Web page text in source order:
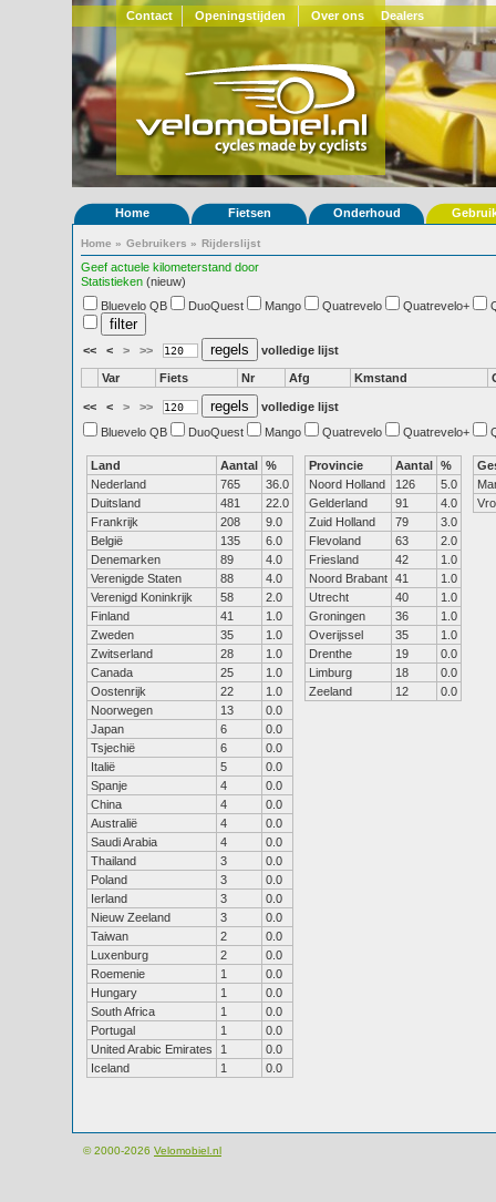
Contact Openingstijden Over ons Dealers
Home Fietsen Onderhoud
Home » Gebruikers » Rijderslijst
Geef actuele kilometerstand door
Statistieken (nieuw)
Bluevelo QB
DuoQuest Mango Quatrevelo Quatrevelo+
<< < > >> volledige lijst
Var Fiets Nr Afg Kmstand
<< < > >>
volledige lijst
Bluevelo QB
DuoQuest Mango Quatrevelo Quatrevelo+
Land Aantal %
Nederland
765
36.0
Duitsland
481
22.0
Frankrijk
208
9.0
België
135
6.0
Denemarken
89
4.0
Verenigde Staten
88
4.0
Verenigd Koninkrijk
58
2.0
Finland
41
1.0
Zweden
35
1.0
Zwitserland
28
1.0
Canada
25
1.0
Oostenrijk
22
1.0
Noorwegen
13
0.0
Japan
6
0.0
Tsjechië
6
0.0
Italië
5
0.0
Spanje
4
0.0
China
4
0.0
Australië
4
0.0
Saudi Arabia
4
0.0
Thailand
3
0.0
Poland
3
0.0
Ierland
3
0.0
Nieuw Zeeland
3
0.0
Taiwan
2
0.0
Luxenburg
2
0.0
Roemenie
1
0.0
Hungary
1
0.0
South Africa
1
0.0
Portugal
1
0.0
United Arabic Emirates
1
0.0
Iceland
1 0.0
Provincie Aantal %
Noord Holland
126
5.0
Gelderland
91
4.0
Zuid Holland
79
3.0
Flevoland
63
2.0
Friesland
42
1.0
Noord Brabant 41
1.0
Utrecht
40
1.0
Groningen
36
1.0
Overijssel
35
1.0
Drenthe
19
0.0
Limburg
18
0.0
Zeeland
12 0.0
© 2000-2026 Velomobiel.nl